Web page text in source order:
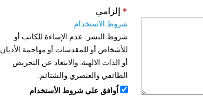
إلزامي *
شروط الاستخدام
شروط النشر: عدم الإساءة للكاتب أو
للأشخاص أو للمقدسات أو مهاجمة الأديان
أو الذات الالهية. والابتعاد عن التحريض
الطائفي والعنصري والشتائم.
اُوافق على شروط الأستخدام